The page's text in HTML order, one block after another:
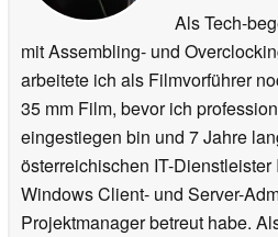
Als Tech-
mit Assembling- und
arbeitete ich als Filmvorführer
35 mm Film, bevor ich
eingestiegen bin und 7 Jahre
österreichischen IT-
Windows Client- und Server-
Projektmanager betreut habe.